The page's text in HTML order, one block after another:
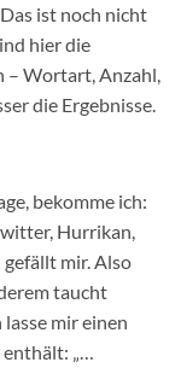
ist noch nicht
hier die
– Wortart, Anzahl,
die Ergebnisse.
bekomme ich:
Hurrikan,
gefällt mir. Also
taucht
lasse mir einen
„…